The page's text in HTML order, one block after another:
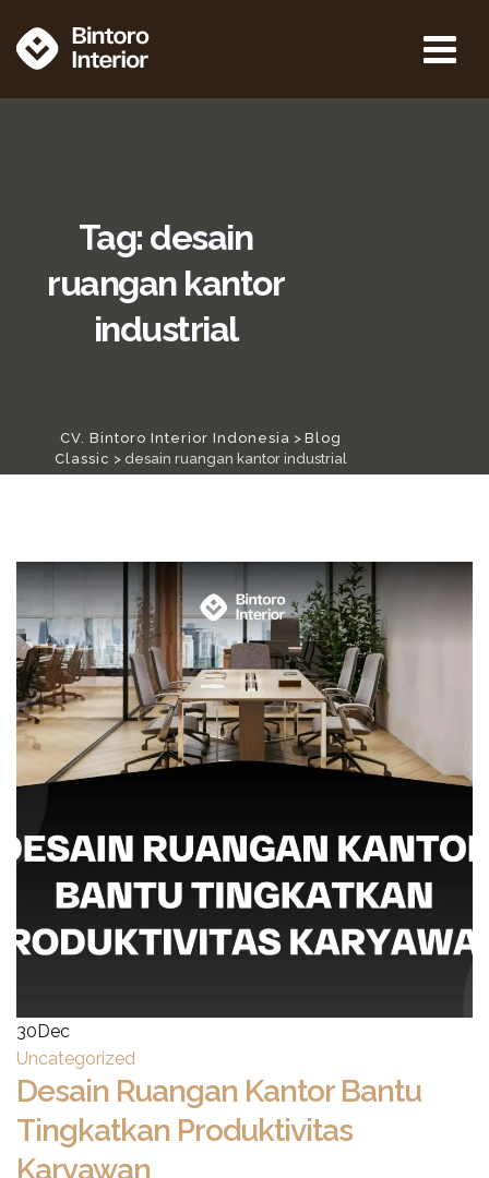
content
Tag: desain
ruangan kantor
industrial
CV. Bintoro Interior Indonesia > Blog
Classic > desain ruangan kantor industrial
30Dec
Uncategorized
Desain Ruangan Kantor Bantu
Tingkatkan Produktivitas
Karyawan